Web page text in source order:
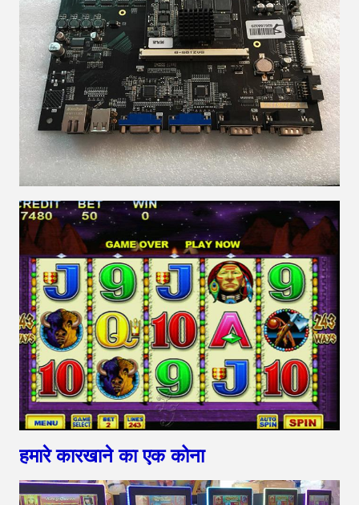
हमारे कारखाने का एक कोना